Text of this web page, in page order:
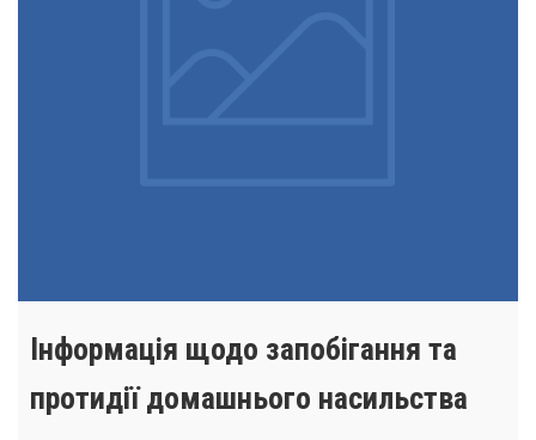
Інформація щодо запобігання та
протидії домашнього насильства